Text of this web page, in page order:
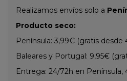
Realizamos envíos solo a
Producto seco:
Península: 3,99€ (gratis desde
Baleares y Portugal: 9,95€
Entrega: 24/72h en